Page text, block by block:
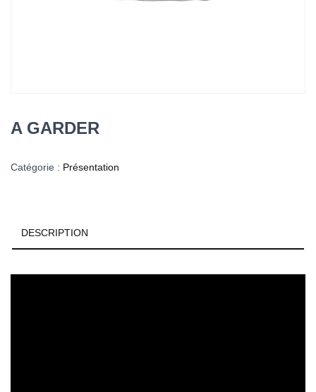
A GARDER
Catégorie : Présentation
DESCRIPTION